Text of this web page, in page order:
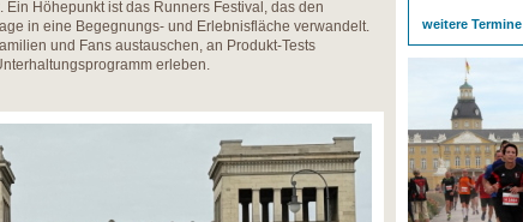
Höhepunkt ist das Runners Festival, das den
in eine Begegnungs- und Erlebnisfläche verwandelt.
und Fans austauschen, an Produkt-Tests
erleben.
weitere Termine